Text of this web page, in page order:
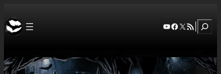
YouTube
Facebook
X RSS Feed